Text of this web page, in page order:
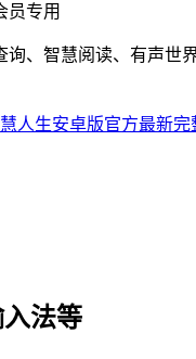
员专用
、智慧阅读、有声
人生安卓版官方最新完
法等